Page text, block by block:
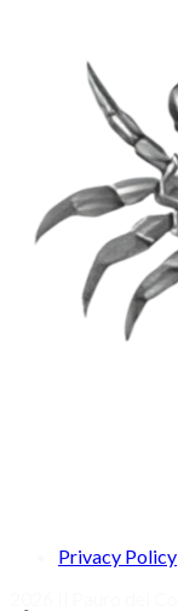
Privacy Policy